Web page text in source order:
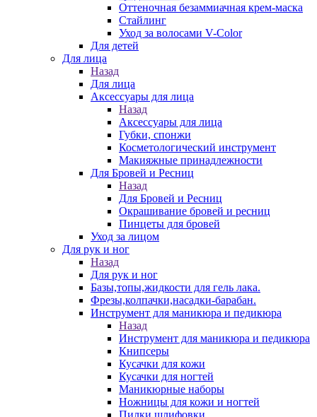
Оттеночная безаммиачная крем-маска
Стайлинг
Уход за волосами V-Color
Для детей
Для лица
Назад
Для лица
Аксессуары для лица
Назад
Аксессуары для лица
Губки, спонжи
Косметологический инструмент
Макияжные принадлежности
Для Бровей и Ресниц
Назад
Для Бровей и Ресниц
Окрашивание бровей и ресниц
Пинцеты для бровей
Уход за лицом
Для рук и ног
Назад
Для рук и ног
Базы,топы,жидкости для гель лака.
Фрезы,колпачки,насадки-барабан.
Инструмент для маникюра и педикюра
Назад
Инструмент для маникюра и педикюра
Книпсеры
Кусачки для кожи
Кусачки для ногтей
Маникюрные наборы
Ножницы для кожи и ногтей
Пилки,шлифовки